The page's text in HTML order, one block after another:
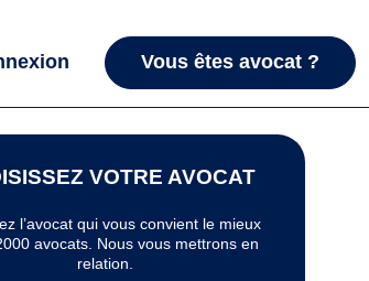
Vous êtes avocat ?
VOTRE AVOCAT
l’avocat qui vous convient le mieux
avocats. Nous vous mettrons en
relation.